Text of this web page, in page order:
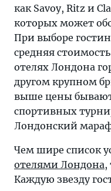
как Savoy, Ritz и
которых может
При выборе
средняя
отелях Лондона
другом крупном
выше цены
спортивных
Лондонский
Чем шире список
отелями Лондона,
Каждую звезду